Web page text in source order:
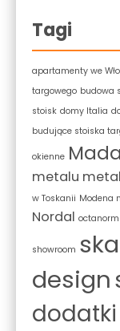
Tagi
apartamenty we
targowego budowa
stoisk domy Italia
budujące stoiska
okienne
metalu
w Toskanii Modena
Nordal octanorm
showroom
design
dodatki